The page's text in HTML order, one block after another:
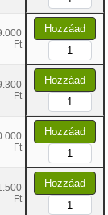
Ft
Hozzáad
Ft
Hozzáad
Ft
Hozzáad
Ft
Hozzáad